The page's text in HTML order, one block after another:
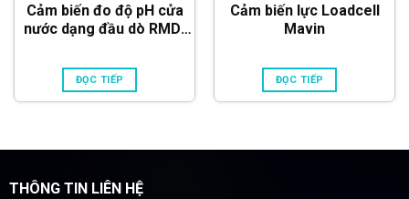
Cảm biến đo độ pH cửa
nước dạng đầu dò RMD-
20mA)
ĐỌC TIẾP
Cảm biến lực Loadcell
Mavin
ĐỌC TIẾP
THÔNG TIN LIÊN HỆ